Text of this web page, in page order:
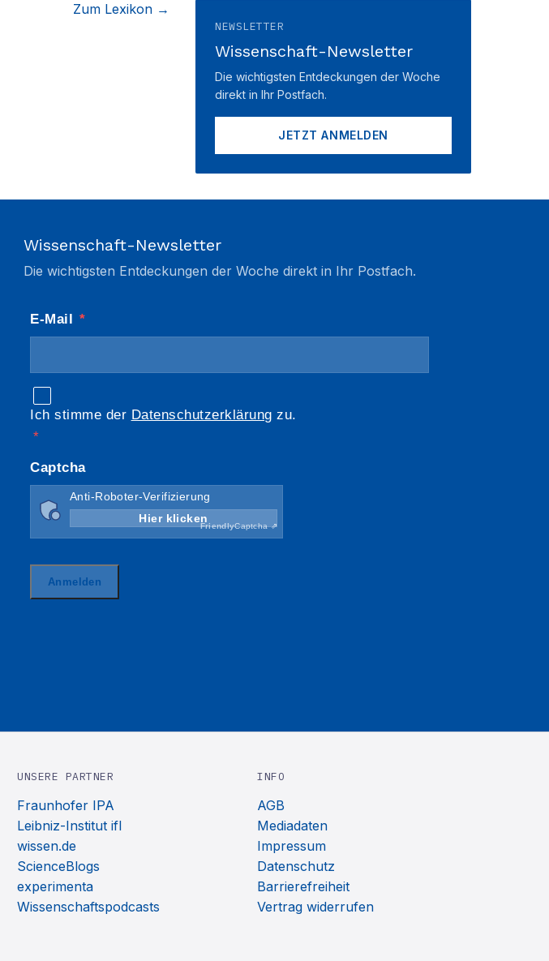
Zum Lexikon →
NEWSLETTER
Wissenschaft-Newsletter
Die wichtigsten Entdeckungen der Woche
direkt in Ihr Postfach.
JETZT ANMELDEN
Wissenschaft-Newsletter
Die wichtigsten Entdeckungen der Woche direkt in Ihr Postfach.
UNSERE PARTNER
Fraunhofer IPA
Leibniz-Institut ifl
wissen.de
ScienceBlogs
experimenta
Wissenschaftspodcasts
INFO
AGB
Mediadaten
Impressum
Datenschutz
Barrierefreiheit
Vertrag widerrufen